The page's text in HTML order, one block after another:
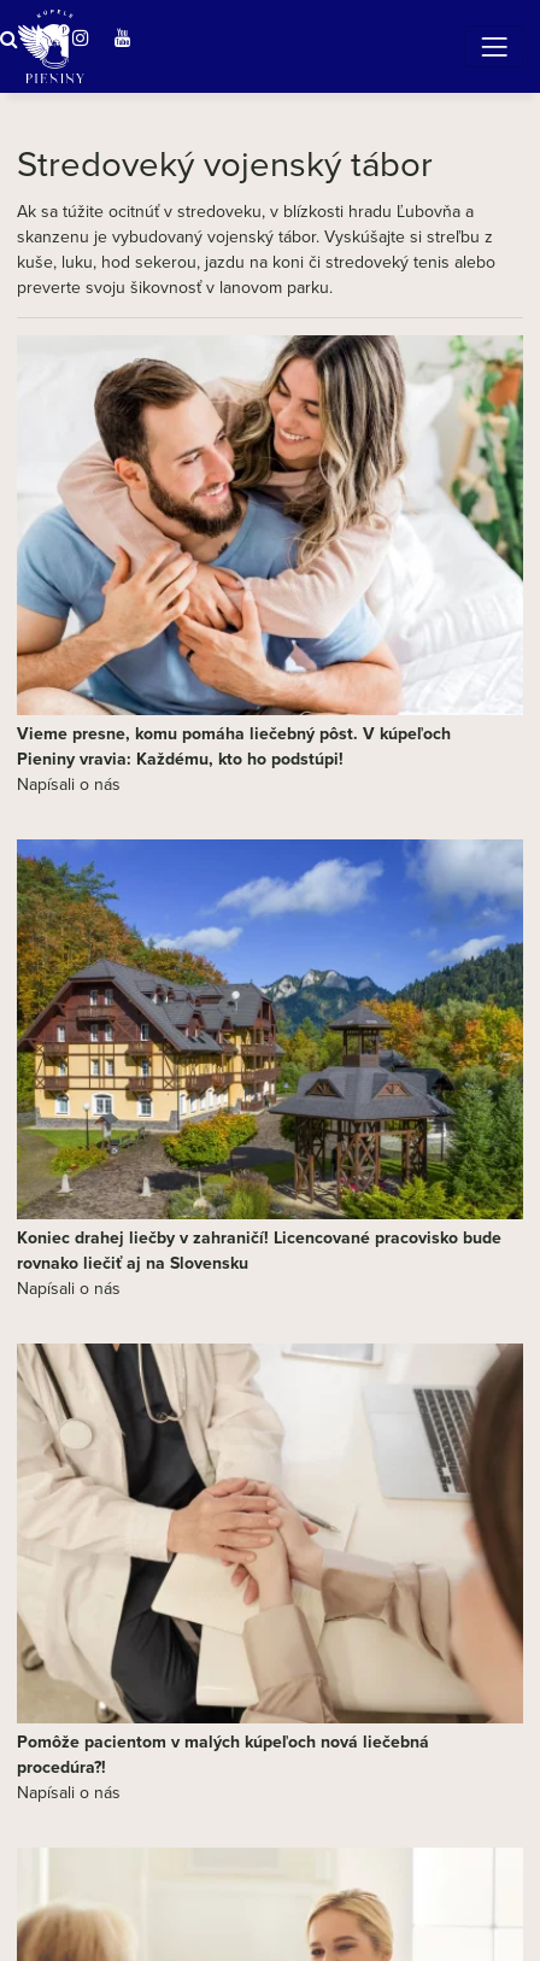
Zázračná voda v Pieninách
Stredoveký vojenský tábor
Ak sa túžite ocitnúť v stredoveku, v blízkosti hradu Ľubovňa a
skanzenu je vybudovaný vojenský tábor. Vyskúšajte si streľbu z
kuše, luku, hod sekerou, jazdu na koni či stredoveký tenis alebo
preverte svoju šikovnosť v lanovom parku.
Vieme presne, komu pomáha liečebný pôst. V kúpeľoch
Pieniny vravia: Každému, kto ho podstúpi!
Napísali o nás
Koniec drahej liečby v zahraničí! Licencované pracovisko bude
rovnako liečiť aj na Slovensku
Napísali o nás
Pomôže pacientom v malých kúpeľoch nová liečebná
procedúra?!
Napísali o nás